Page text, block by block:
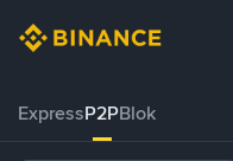
ExpressP2PBlok